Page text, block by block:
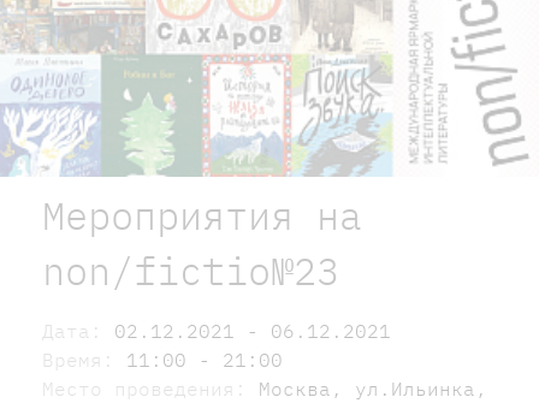
Мероприятия на
nоn/fictio№23
Дата: 02.12.2021 - 06.12.2021
Время: 11:00 - 21:00
Место проведения: Москва, ул.Ильинка,